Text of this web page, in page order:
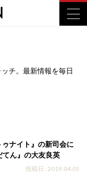
チ。最新情報を毎日
ナイト』の新司会に
てん』の大友良英
投稿日 : 2019.04.05